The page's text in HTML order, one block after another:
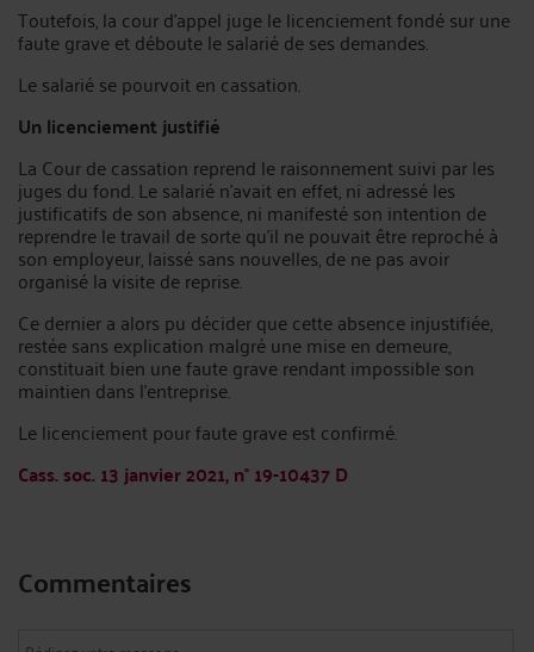
Toutefois, la cour d’appel juge le licenciement fondé sur une
faute grave et déboute le salarié de ses demandes.
Le salarié se pourvoit en cassation.
Un licenciement justifié
La Cour de cassation reprend le raisonnement suivi par les
juges du fond. Le salarié n’avait en effet, ni adressé les
justificatifs de son absence, ni manifesté son intention de
reprendre le travail de sorte qu’il ne pouvait être reproché à
son employeur, laissé sans nouvelles, de ne pas avoir
organisé la visite de reprise.
Ce dernier a alors pu décider que cette absence injustifiée,
restée sans explication malgré une mise en demeure,
constituait bien une faute grave rendant impossible son
maintien dans l’entreprise.
Le licenciement pour faute grave est confirmé.
Cass. soc. 13 janvier 2021, n° 19-10437 D
Commentaires